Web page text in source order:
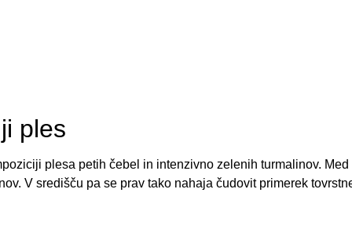
ples
plesa petih čebel in intenzivno zelenih turmalinov.
V središču pa se prav tako nahaja čudovit primerek